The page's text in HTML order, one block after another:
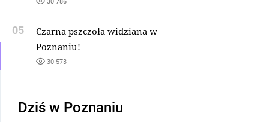
05
Czarna pszczoła widziana w
Poznaniu!
30 573
Dziś w Poznaniu